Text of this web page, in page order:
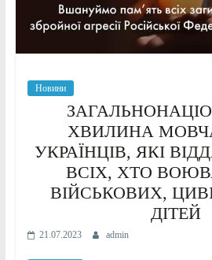
Новини
ХВИЛИНА
УКРАЇНЦІВ, ЯКІ
ВСІХ, ХТО
ВІЙСЬКОВИХ,
ДІТЕЙ
21.07.2023 admin